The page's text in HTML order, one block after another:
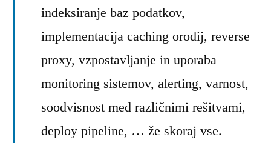
indeksiranje baz podatkov,
implementacija caching orodij, reverse
proxy, vzpostavljanje in uporaba
monitoring sistemov, alerting, varnost,
soodvisnost med različnimi rešitvami,
deploy pipeline, … že skoraj vse.